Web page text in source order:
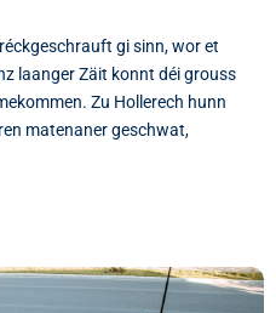
gi sinn, wor et
laanger Zäit konnt déi grouss
Zu Hollerech hunn
matenaner geschwat,